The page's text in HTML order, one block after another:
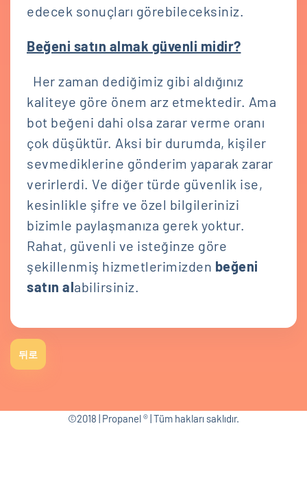
edecek sonuçları görebileceksiniz.
Beğeni satın almak güvenli midir?
Her zaman dediğimiz gibi aldığınız
kaliteye göre önem arz etmektedir. Ama
bot beğeni dahi olsa zarar verme oranı
çok düşüktür. Aksi bir durumda, kişiler
sevmediklerine gönderim yaparak zarar
verirlerdi. Ve diğer türde güvenlik ise,
kesinlikle şifre ve özel bilgilerinizi
bizimle paylaşmanıza gerek yoktur.
Rahat, güvenli ve isteğinze göre
şekillenmiş hizmetlerimizden beğeni
satın alabilirsiniz.
뒤로
©2018 | Propanel ® | Tüm hakları saklıdır.